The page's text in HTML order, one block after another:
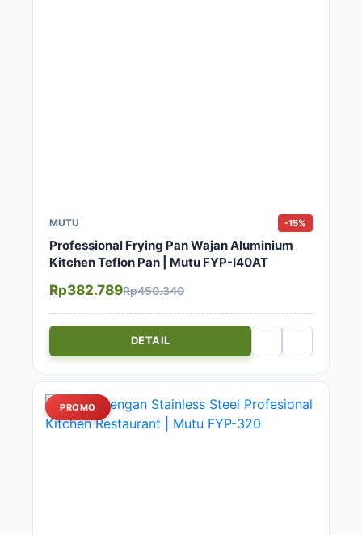
MUTU -15%
Professional Frying Pan Wajan Aluminium
Kitchen Teflon Pan | Mutu FYP-I40AT
Rp382.789Rp450.340
DETAIL
PROMO